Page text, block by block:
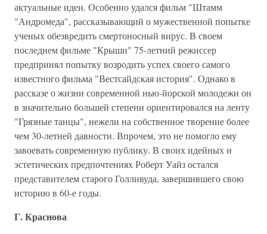
актуальные идеи. Особенно удался фильм "Штамм
"Андромеда", рассказывающий о мужественной попытке
ученых обезвредить смертоносный вирус. В своем
последнем фильме "Крыши" 75-летний режиссер
предпринял попытку возродить успех своего самого
известного фильма "Вестсайдская история". Однако в
рассказе о жизни современной нью-йорской молодежи он
в значительно большей степени ориентировался на ленту
"Грязные танцы", нежели на собственное творение более
чем 30-летней давности. Впрочем, это не помогло ему
завоевать современную публику. В своих идейных и
эстетических предпочтениях Роберт Уайз остался
представителем старого Голливуда, завершившего свою
историю в 60-е годы.
Г. Краснова